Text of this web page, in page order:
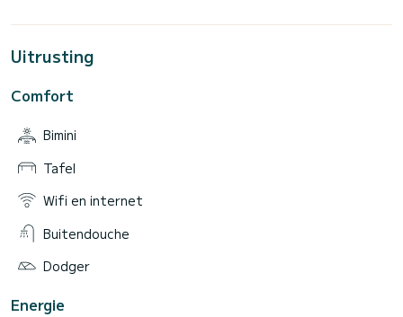
Uitrusting
Comfort
Bimini
Tafel
Wifi en internet
Buitendouche
Dodger
Energie